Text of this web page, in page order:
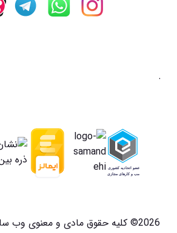
.
2026© کلیه حقوق مادی و معنوی وب